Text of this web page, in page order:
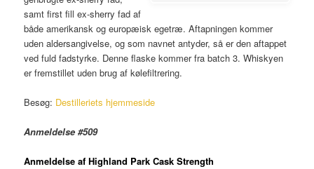
samt first fill ex-sherry fad af
både amerikansk og europæisk egetræ. Aftapningen kommer
uden aldersangivelse, og som navnet antyder, så er den aftappet
ved fuld fadstyrke. Denne flaske kommer fra batch 3. Whiskyen
er fremstillet uden brug af kølefiltrering.
Besøg: Destilleriets hjemmeside
Anmeldelse #509
Anmeldelse af Highland Park Cask Strength